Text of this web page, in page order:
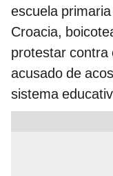
escuela
Croacia,
protestar contra
acusado de
sistema